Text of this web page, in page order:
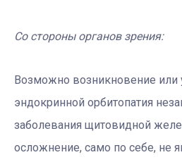
Со стороны органов зрения:
Возможно возникновение или
эндокринной орбитопатия
заболевания щитовидной
осложнение, само по себе, не